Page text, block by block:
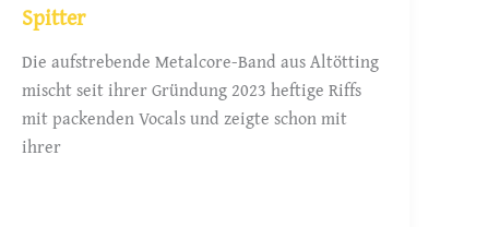
Spitter
Die aufstrebende Metalcore-Band aus Altötting
mischt seit ihrer Gründung 2023 heftige Riffs
mit packenden Vocals und zeigte schon mit
ihrer